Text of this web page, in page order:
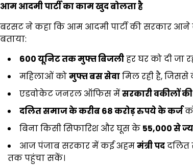
आम आदमी पार्टी का काम खुद बोलता है
बरसट ने कहा कि आम आदमी पार्टी की सरकार आने
बताया:
600यूनिट तक मुफ्त बिजलीहर घर को दी जा
महिलाओं कोमुफ्त बस सेवामिल रही है,
एडवोकेट जनरल ऑफिस मेंसरकारी वकीलों
दलित समाज के करीब68करोड़ रुपये के कर्ज
बिना किसी सिफारिश और घूस के 55,000से
आज पंजाब सरकार में कई अहममंत्री पददलित
तक पहुंचा सकें।